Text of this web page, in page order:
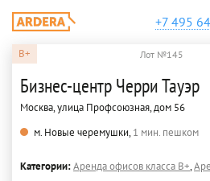
+7 495
B+ Лот №145
Бизнес-центр Черри Тауэр
Москва, улица Профсоюзная, дом 56
м. Новые черемушки,1 мин. пешком
Категории:Аренда офисов класса B+,